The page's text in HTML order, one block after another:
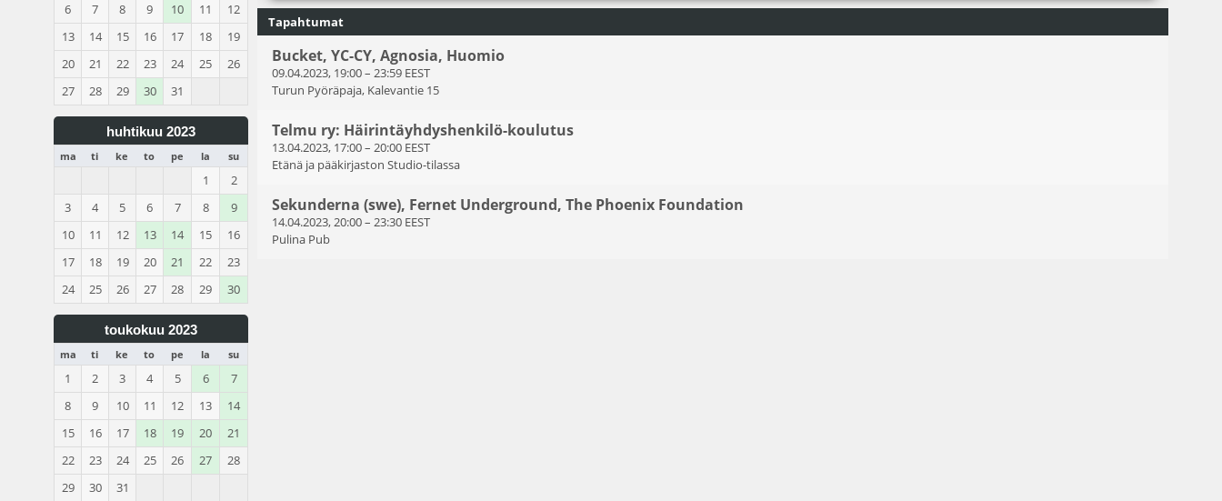
6
7 8 9 10 11
12
13
14 15 16 17 18
19
20
21 22 23 24 25
26
27
28 29 30 31
huhtikuu 2023
ma ti ke to pe la su
1
2
3
4 5 6 7 8
9
10
11 12 13 14 15
16
17
18 19 20 21 22
23
24
25 26 27 28 29 30
toukokuu 2023
ma ti ke to pe la su
1 2 3 4 5 6
7
8
9 10 11 12 13
14
15
16 17 18 19 20
21
22
23 24 25 26 27
28
29
30 31
Tapahtumat
Bucket, YC-CY, Agnosia, Huomio
09.04.2023, 19:00– 23:59 EEST
Turun Pyöräpaja, Kalevantie 15
Telmu ry: Häirintäyhdyshenkilö-koulutus
13.04.2023, 17:00– 20:00 EEST
Etänä ja pääkirjaston Studio-tilassa
Sekunderna (swe), Fernet Underground, The Phoenix Foundation
14.04.2023, 20:00– 23:30 EEST
Pulina Pub